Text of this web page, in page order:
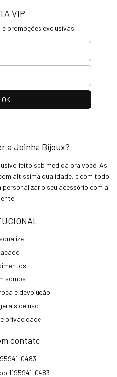
VIP
e promoções exclusivas!
a Joinha Bijoux?
feito sob medida pra você. As
altíssima qualidade, e com todo
personalizar o seu acessório com a
somos
e devolução
de uso
privacidade
contato
95941-0483
1195941-0483